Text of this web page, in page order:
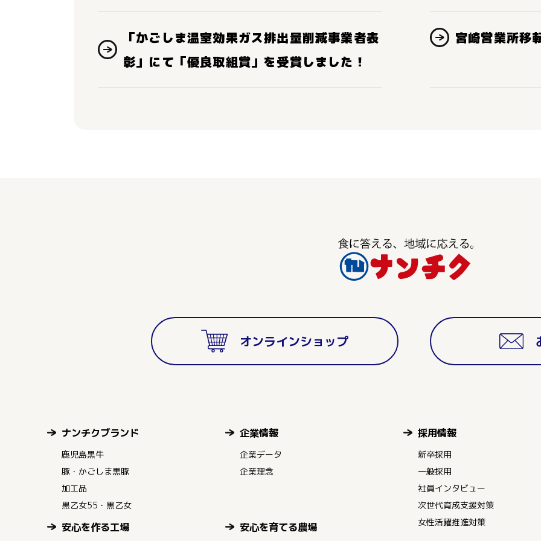
「かごしま温室効果ガス排出量削減事業者表
彰」にて「優良取組賞」を受賞しました！
宮崎営業所移
オンラインショップ
ナンチクブランド
鹿児島黒牛
豚・かごしま黒豚
加工品
黒乙女55・黒乙女
安心を作る工場
企業情報
企業データ
企業理念
安心を育てる農場
採用情報
新卒採用
一般採用
社員インタビュー
次世代育成支援対策
女性活躍推進対策